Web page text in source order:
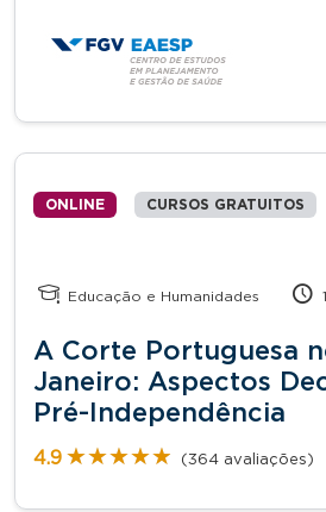
ONLINE CURSOS GRATUITOS
Educação e Humanidades
A Corte Portuguesa
Janeiro: Aspectos
Pré-Independência
4.9 ★★★★★
★★★★★ (364 avaliações)